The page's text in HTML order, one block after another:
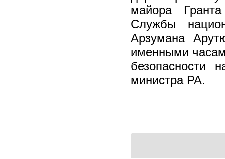
майора
Службы
Арзумана
именными
безопасности
министра РА.